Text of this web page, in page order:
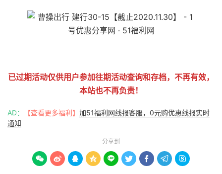
已过期活动仅供用户参加往期活动查询和存档，不再有效，
本站也不再负责！
AD： 【查看更多福利】 加51福利网线报客服，0元购优惠线报实时
通知
分享到
        